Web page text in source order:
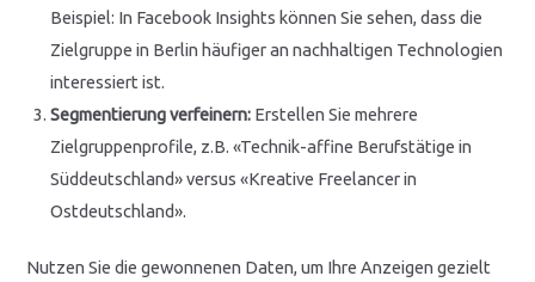
Beispiel: In Facebook Insights können Sie sehen, dass die
Zielgruppe in Berlin häufiger an nachhaltigen Technologien
interessiert ist.
Segmentierung verfeinern: Erstellen Sie mehrere
Zielgruppenprofile, z.B. «Technik-affine Berufstätige in
Süddeutschland» versus «Kreative Freelancer in
Ostdeutschland».
Nutzen Sie die gewonnenen Daten, um Ihre Anzeigen gezielt